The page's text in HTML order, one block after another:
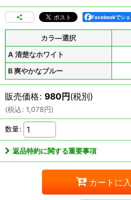
Facebookでシ
カラ―選択
A 清楚なホワイト
B 爽やかなブルー
販売価格: 980円(税別)
(税込: 1,078円)
数量:
返品特約に関する重要事項
カートに